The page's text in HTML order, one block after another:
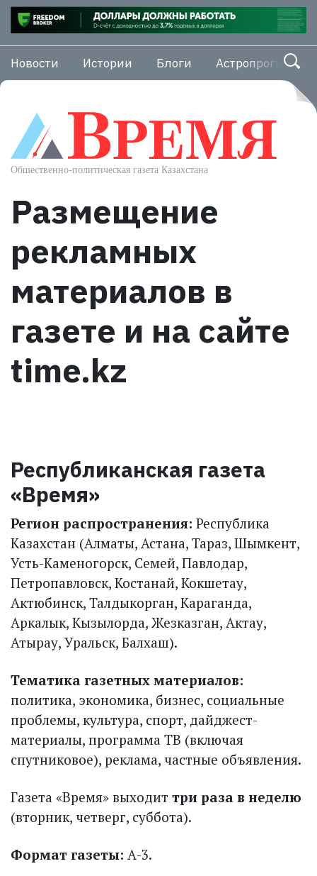
Новости Истории Блоги Астропрогноз
Размещение
рекламных
материалов в
газете и на сайте
time.kz
Республиканская газета
«Время»
Регион распространения: Республика
Казахстан (Алматы, Астана, Тараз, Шымкент,
Усть-Каменогорск, Семей, Павлодар,
Петропавловск, Костанай, Кокшетау,
Актюбинск, Талдыкорган, Караганда,
Аркалык, Кызылорда, Жезказган, Актау,
Атырау, Уральск, Балхаш).
Тематика газетных материалов:
политика, экономика, бизнес, социальные
проблемы, культура, спорт, дайджест-
материалы, программа ТВ (включая
спутниковое), реклама, частные объявления.
Газета «Время» выходит три раза в неделю
(вторник, четверг, суббота).
Формат газеты: А-3.